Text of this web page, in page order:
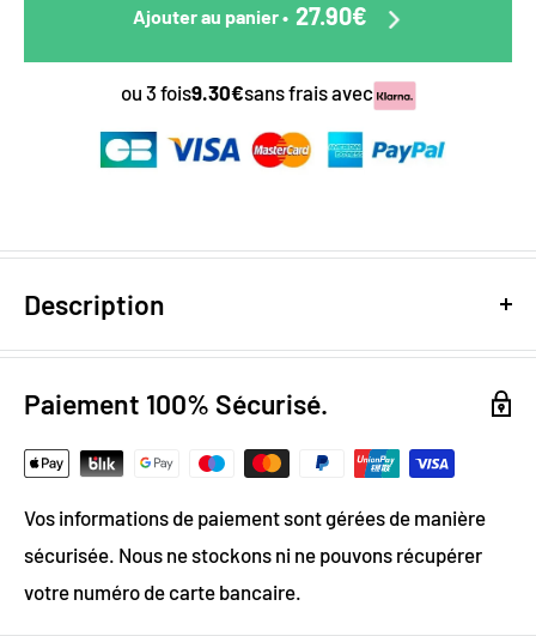
Ajouter au panier• 27.90€
ou 3 fois9.30€sans frais avec
Description
Design numérique: colorimétrie optimale / effet
trompe l'œil
Grammage :
Vinyle & Toile anti-allergène
Matière ignifugée, antistatique et anti-moisissure
Paiement 100% Sécurisé.
Vos informations de paiement sont gérées de manière
sécurisée. Nous ne stockons ni ne pouvons récupérer
votre numéro de carte bancaire.